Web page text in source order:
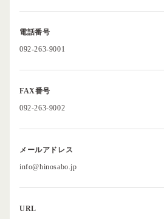
電話番号
092-263-9001
FAX番号
092-263-9002
メールアドレス
info@hinosabo.jp
URL